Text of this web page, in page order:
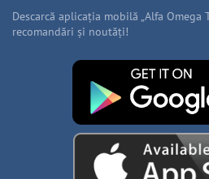
Descarcă aplicația mobilă „Alfa
recomandări și noutăți!